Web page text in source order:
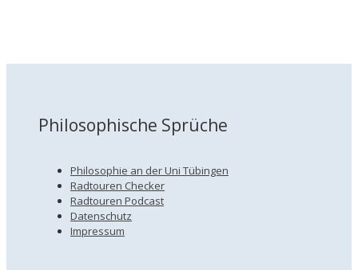
Philosophische Sprüche
Philosophie an der Uni Tübingen
Radtouren Checker
Radtouren Podcast
Datenschutz
Impressum